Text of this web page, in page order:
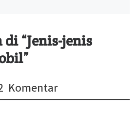
“Jenis-jenis
Komentar